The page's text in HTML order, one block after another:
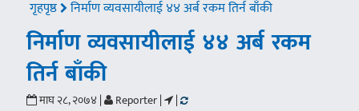
गृहपृष्ठ निर्माण व्यवसायीलाई ४४ अर्ब रकम तिर्न बाँकी
निर्माण व्यवसायीलाई ४४ अर्ब रकम
तिर्न बाँकी
माघ २८, २०७४ | Reporter | |